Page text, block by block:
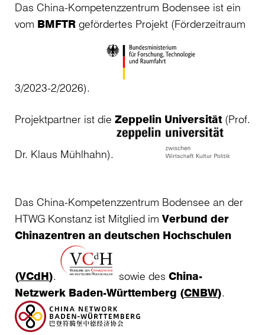
Das China-Kompetenzzentrum Bodensee ist ein
vom BMFTR gefördertes Projekt (Förderzeitraum
3/2023-2/2026).
Projektpartner ist die Zeppelin Universität(Prof.
Dr. Klaus Mühlhahn).
Das China-Kompetenzzentrum Bodensee an der
HTWG Konstanz ist Mitglied im Verbund der
Chinazentren an deutschen Hochschulen
(VCdH). sowie des China-
Netzwerk Baden-Württemberg (CNBW).